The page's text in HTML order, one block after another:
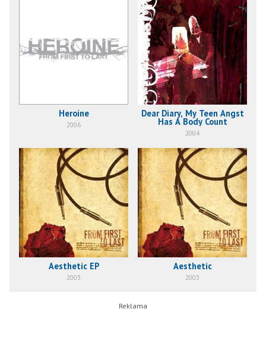
Heroine
2006
Dear Diary, My Teen Angst
Has A Body Count
2004
Aesthetic EP
2003
Aesthetic
2003